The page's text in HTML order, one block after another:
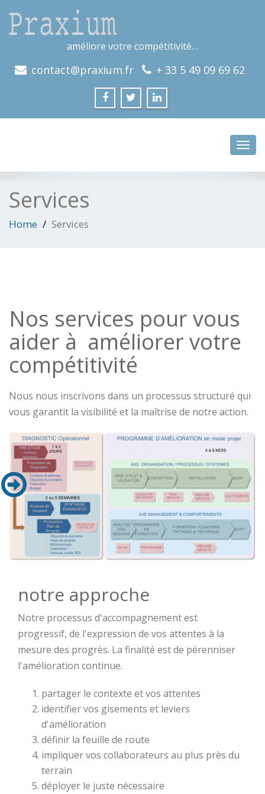
améliore votre compétitivité…
contact@praxium.fr + 33 5 49 09 69 62
Services
Home Services
Nos services pour vous
aider à améliorer votre
compétitivité
Nous nous inscrivons dans un processus structuré qui
vous garantit la visibilité et la maîtrise de notre action.
notre approche
Notre processus d'accompagnement est
progressif, de l'expression de vos attentes à la
mesure des progrès. La finalité est de pérenniser
l'amélioration continue.
partager le contexte et vos attentes
identifier vos gisements et leviers
d'amélioration
définir la feuille de route
impliquer vos collaborateurs au plus près du
terrain
déployer le juste nécessaire